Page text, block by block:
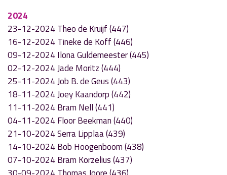
2024
23-12-2024 Theo de Kruijf (447)
16-12-2024 Tineke de Koff (446)
09-12-2024 Ilona Guldemeester (445)
02-12-2024 Jade Moritz (444)
25-11-2024 Job B. de Geus (443)
18-11-2024 Joey Kaandorp (442)
11-11-2024 Bram Nell (441)
04-11-2024 Floor Beekman (440)
21-10-2024 Serra Lipplaa (439)
14-10-2024 Bob Hoogenboom (438)
07-10-2024 Bram Korzelius (437)